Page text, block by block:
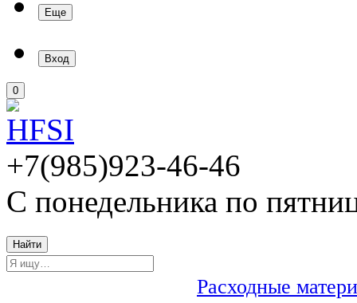
Еще
Вход
0
+7(985)923-46-46
С понедельника по
Найти
Расходные